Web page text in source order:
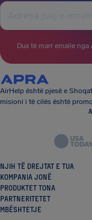
Dua të marr emaile
AirHelp është pjesë e
misioni i të cilës është
NJIH TË DREJTAT E TUA
KOMPANIA JONË
PRODUKTET TONA
PARTNERITETET
MBËSHTETJE